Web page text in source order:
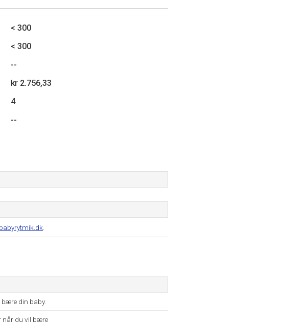
< 300
< 300
--
kr 2.756,33
4
--
babyrytmik.dk
din baby.
når du vil bære